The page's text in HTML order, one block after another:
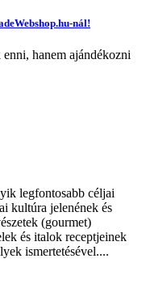
nál!
hanem ajándékozni
legfontosabb céljai
kultúra jelenének és
(gourmet)
és italok receptjeinek
ismertetésével....